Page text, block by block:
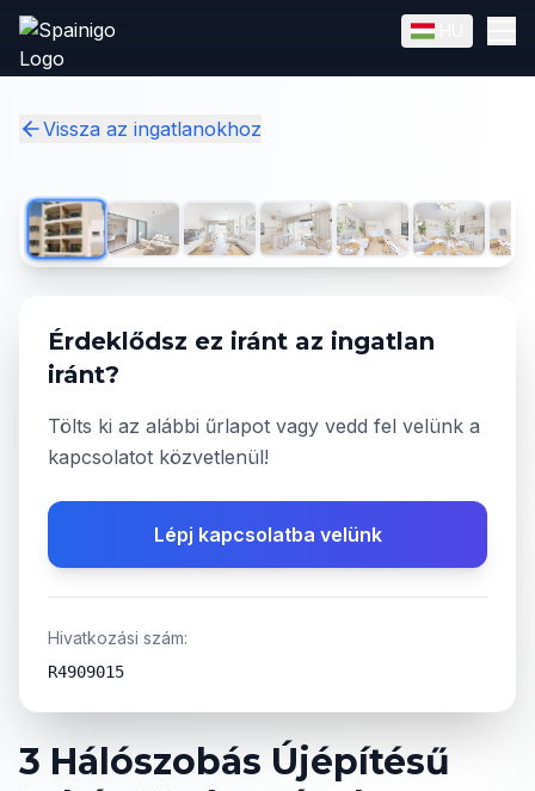
Skip to main content
Vissza az ingatlanokhoz
3 Hálószobás Újépítésű
Érdeklődsz ez iránt az ingatlan
iránt?
Tölts ki az alábbi űrlapot vagy vedd fel velünk a
kapcsolatot közvetlenül!
Lépj kapcsolatba velünk
Hivatkozási szám:
R4909015